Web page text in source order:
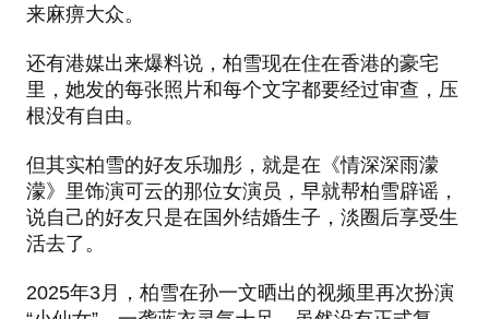
来麻痹大众。
还有港媒出来爆料说，柏雪现在住在香港的豪宅
里，她发的每张照片和每个文字都要经过审查，压
根没有自由。
但其实柏雪的好友乐珈彤，就是在《情深深雨濛
濛》里饰演可云的那位女演员，早就帮柏雪辟谣，
说自己的好友只是在国外结婚生子，淡圈后享受生
活去了。
2025年3月，柏雪在孙一文晒出的视频里再次扮演